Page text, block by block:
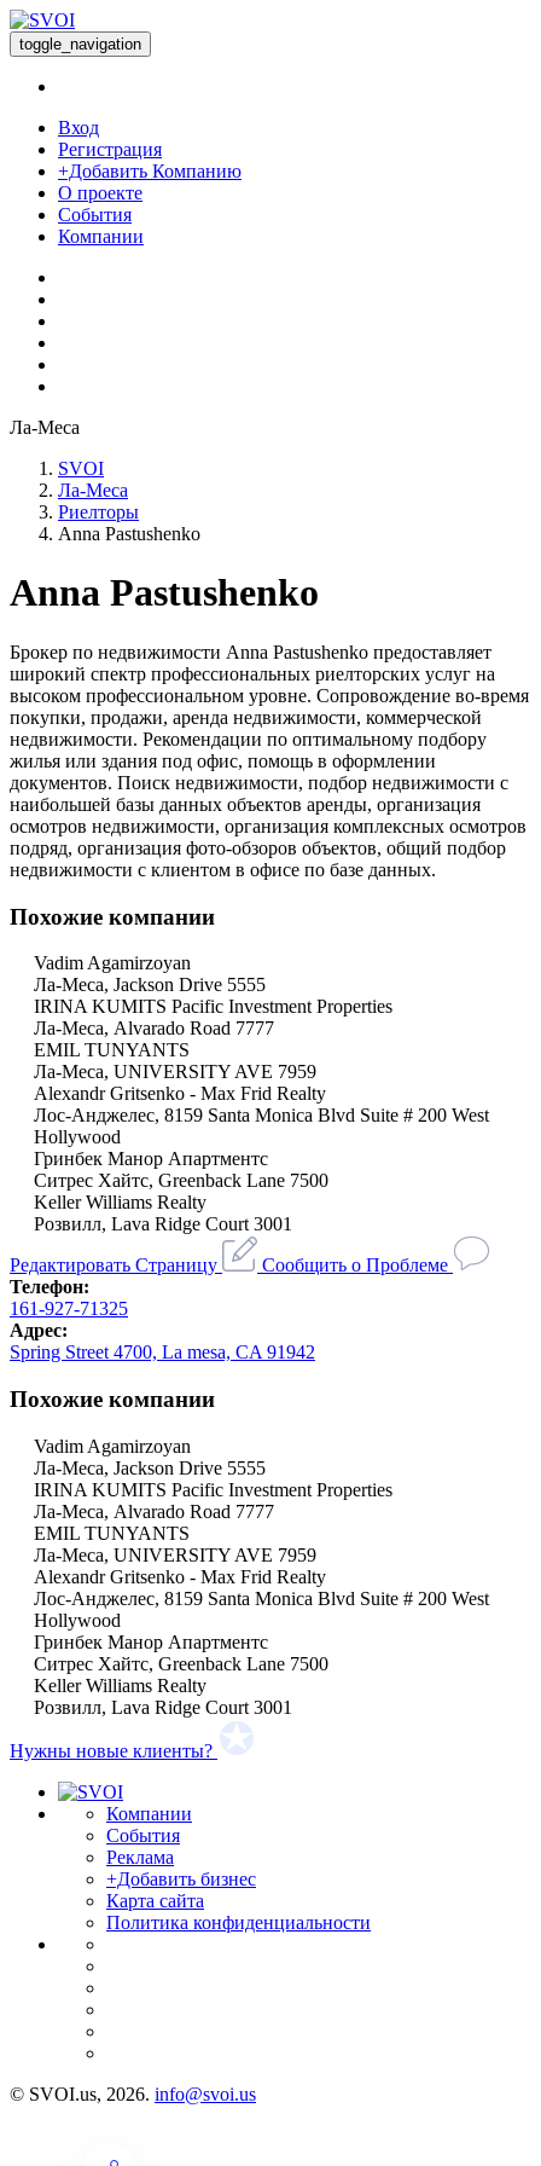
toggle_navigation
Вход
Регистрация
+Добавить Компанию
О проекте
События
Компании
Ла-Меса
SVOI
Ла-Меса
Риелторы
Anna Pastushenko
Anna Pastushenko
Брокер по недвижимости Anna Pastushenko предоставляет
широкий спектр профессиональных риелторских услуг на
высоком профессиональном уровне. Сопровождение во-время
покупки, продажи, аренда недвижимости, коммерческой
недвижимости. Рекомендации по оптимальному подбору
жилья или здания под офис, помощь в оформлении
документов. Поиск недвижимости, подбор недвижимости с
наибольшей базы данных объектов аренды, организация
осмотров недвижимости, организация комплексных осмотров
подряд, организация фото-обзоров объектов, общий подбор
недвижимости с клиентом в офисе по базе данных.
Похожие компании
Vadim Agamirzoyan
Ла-Меса, Jackson Drive 5555
IRINA KUMITS Pacific Investment Properties
Ла-Меса, Alvarado Road 7777
EMIL TUNYANTS
Ла-Меса, UNIVERSITY AVE 7959
Alexandr Gritsenko - Max Frid Realty
Лос-Анджелес, 8159 Santa Monica Blvd Suite # 200 West
Hollywood
Гринбек Манор Апартментс
Ситрес Хайтс, Greenback Lane 7500
Keller Williams Realty
Розвилл, Lava Ridge Court 3001
Редактировать Страницу
Сообщить о Проблеме
Телефон:
161-927-71325
Адрес:
Spring Street 4700, La mesa, CA 91942
Похожие компании
Vadim Agamirzoyan
Ла-Меса, Jackson Drive 5555
IRINA KUMITS Pacific Investment Properties
Ла-Меса, Alvarado Road 7777
EMIL TUNYANTS
Ла-Меса, UNIVERSITY AVE 7959
Alexandr Gritsenko - Max Frid Realty
Лос-Анджелес, 8159 Santa Monica Blvd Suite # 200 West
Hollywood
Гринбек Манор Апартментс
Ситрес Хайтс, Greenback Lane 7500
Keller Williams Realty
Розвилл, Lava Ridge Court 3001
Нужны новые клиенты?
Компании
События
Реклама
+Добавить бизнес
Карта сайта
Политика конфиденциальности
© SVOI.us, 2026. info@svoi.us